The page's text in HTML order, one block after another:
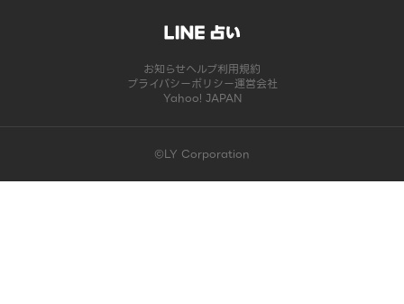
お知らせヘルプ利用規約
プライバシーポリシー運営会社
Yahoo! JAPAN
©LY Corporation
このコンテンツは掲載が終了しました | LINE占い